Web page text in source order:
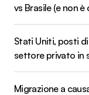
vs Brasile (e non è
Stati Uniti, posti di
settore privato in
Migrazione a